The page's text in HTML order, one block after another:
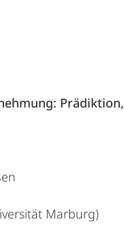
Prädiktion,
Marburg)